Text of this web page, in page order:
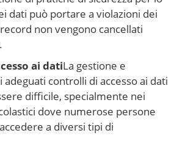
dati può portare a violazioni dei
non vengono cancellati
ai datiLa gestione e
adeguati controlli di accesso ai dati
difficile, specialmente nei
dove numerose persone
a diversi tipi di